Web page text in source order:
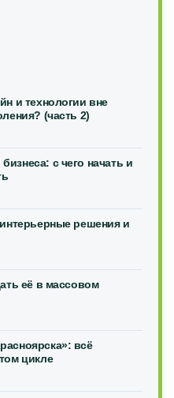
и технологии вне
(часть 2)
с чего начать и
решения и
её в массовом
всё
цикле